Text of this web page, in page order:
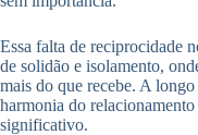
Essa falta de reciprocidade
de solidão e isolamento,
mais do que recebe. A
harmonia do
significativo.